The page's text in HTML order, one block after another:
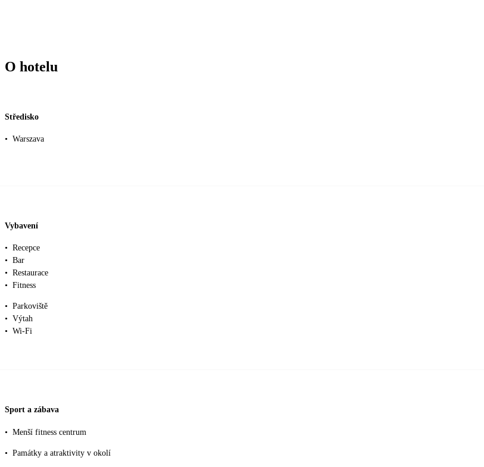
O hotelu
Středisko
• Warszava
Vybavení
• Recepce
• Bar
• Restaurace
• Fitness
• Parkoviště
• Výtah
• Wi-Fi
Sport a zábava
• Menší fitness centrum
• Památky a atraktivity v okolí